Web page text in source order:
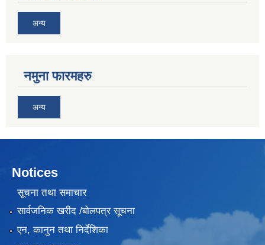
अन्य
नमुना फारमहरु
अन्य
Notices
सूचना तथा समाचार
सार्वजनिक खरीद /बोलपत्र सूचना
एन, कानुन तथा निर्देशिका